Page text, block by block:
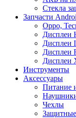
Стекла
Запчасти
Oppo,
Дисплеи
Дисплеи
Дисплеи
Дисплеи
Инструменты
Аксессуары
Питание
Чехлы
Защитные